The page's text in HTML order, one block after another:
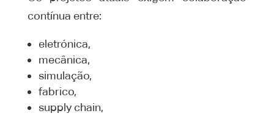
contínua entre:
eletrónica,
mecânica,
simulação,
fabrico,
supply chain,